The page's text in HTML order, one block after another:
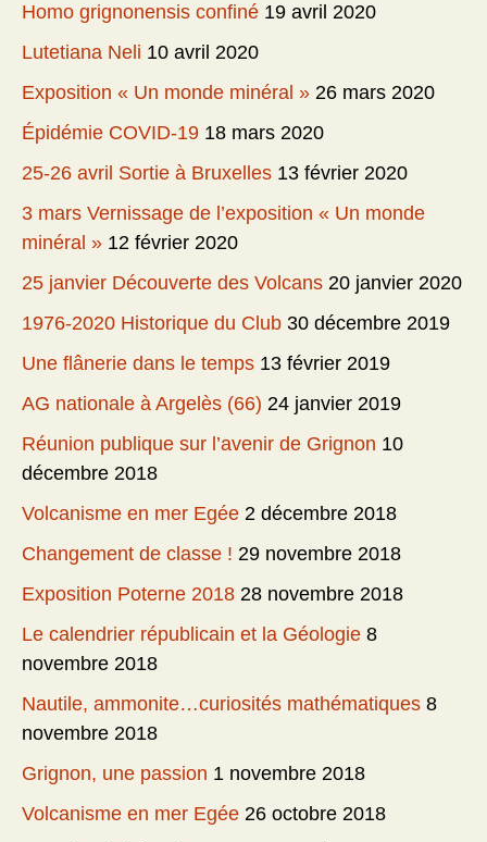
Homo grignonensis confiné 19 avril 2020
Lutetiana Neli 10 avril 2020
Exposition « Un monde minéral » 26 mars 2020
Épidémie COVID-19 18 mars 2020
25-26 avril Sortie à Bruxelles 13 février 2020
3 mars Vernissage de l’exposition « Un monde
minéral » 12 février 2020
25 janvier Découverte des Volcans 20 janvier 2020
1976-2020 Historique du Club 30 décembre 2019
Une flânerie dans le temps 13 février 2019
AG nationale à Argelès (66) 24 janvier 2019
Réunion publique sur l’avenir de Grignon 10
décembre 2018
Volcanisme en mer Egée 2 décembre 2018
Changement de classe ! 29 novembre 2018
Exposition Poterne 2018 28 novembre 2018
Le calendrier républicain et la Géologie 8
novembre 2018
Nautile, ammonite…curiosités mathématiques 8
novembre 2018
Grignon, une passion 1 novembre 2018
Volcanisme en mer Egée 26 octobre 2018